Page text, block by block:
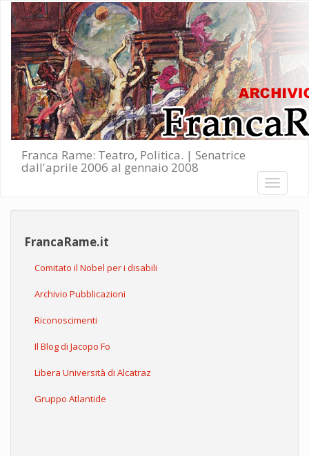
Salta al contenuto principale
Franca Rame: Teatro, Politica. | Senatrice
dall'aprile 2006 al gennaio 2008
Toggle
FrancaRame.it
Comitato il Nobel per i disabili
Archivio Pubblicazioni
Riconoscimenti
Il Blog di Jacopo Fo
Libera Università di Alcatraz
Gruppo Atlantide